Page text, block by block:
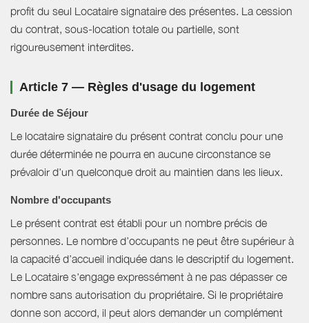
profit du seul Locataire signataire des présentes. La cession
du contrat, sous-location totale ou partielle, sont
rigoureusement interdites.
Article 7 — Règles d'usage du logement
Durée de Séjour
Le locataire signataire du présent contrat conclu pour une
durée déterminée ne pourra en aucune circonstance se
prévaloir d'un quelconque droit au maintien dans les lieux.
Nombre d'occupants
Le présent contrat est établi pour un nombre précis de
personnes. Le nombre d’occupants ne peut être supérieur à
la capacité d’accueil indiquée dans le descriptif du logement.
Le Locataire s'engage expressément à ne pas dépasser ce
nombre sans autorisation du propriétaire. Si le propriétaire
donne son accord, il peut alors demander un complément